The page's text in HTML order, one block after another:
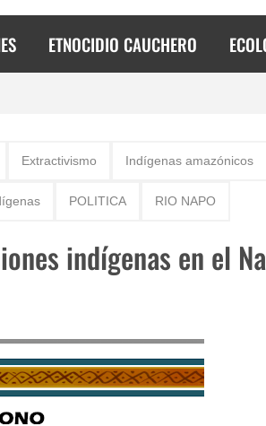
ETNOCIDIO CAUCHERO
Extractivismo Indígenas amazónicos
POLITICA RIO NAPO
indígenas en el